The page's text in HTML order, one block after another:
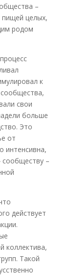
–
пищей целых,
родом
к
свои
больше
Это
от
интенсивна,
сообществу –
действует
коллектива,
Такой